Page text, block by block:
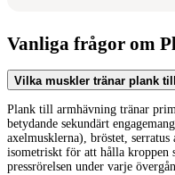
Vanliga frågor om
Vilka muskler tränar plank
Plank till armhävning tränar
betydande sekundärt
axelmusklerna), bröstet,
isometriskt för att hålla kroppen
pressrörelsen under varje